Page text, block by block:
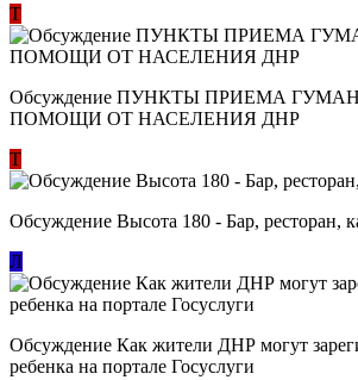
Т
Обсуждение ​ПУНКТЫ ПРИЕМА
ПОМОЩИ ОТ НАСЕЛЕНИЯ ДНР
Т
Обсуждение Высота 180 - Бар, ресторан,
Л
Обсуждение Как жители ДНР могут
ребенка на портале Госуслуги